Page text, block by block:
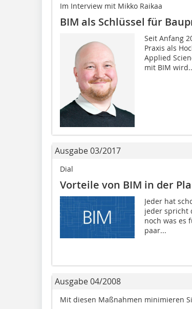
Im Interview mit Mikko Raikaa
BIM als Schlüssel für
Seit Anfang
Praxis als
Applied
mit BIM
Ausgabe 03/2017
Dial
Vorteile von BIM in der
Jeder hat
jeder spricht
noch was es
paar...
Ausgabe 04/2008
Mit diesen Maßnahmen minimieren